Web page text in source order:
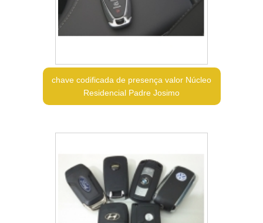
chave codificada de presença valor Núcleo
Residencial Padre Josimo